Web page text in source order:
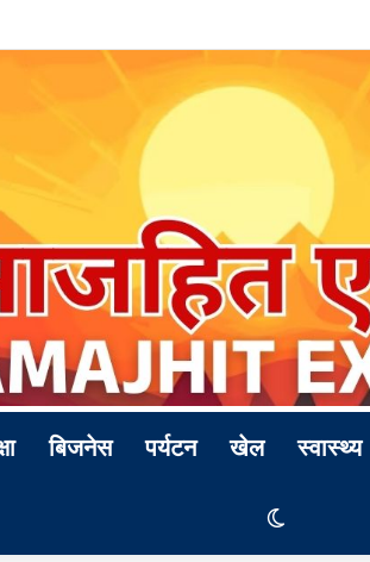
बिजनेस पर्यटन खेल स्वास्थ्य